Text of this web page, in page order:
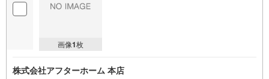
画像1枚
株式会社アフターホーム 本店